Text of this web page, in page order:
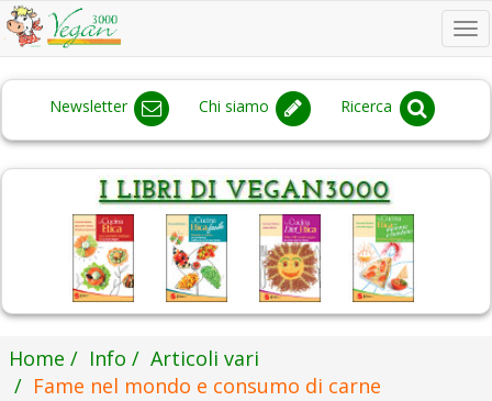
Newsletter Chi siamo Ricerca
Home Info
Articoli vari
Fame nel mondo e consumo di carne